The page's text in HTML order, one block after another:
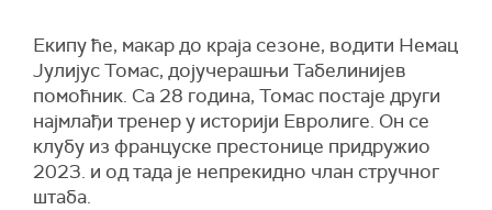
Екипу ће, макар до краја сезоне, водити Немац
Јулијус Томас, дојучерашњи Табелинијев
помоћник. Са 28 година, Томас постаје други
најмлађи тренер у историји Евролиге. Он се
клубу из француске престонице придружио
2023. и од тада је непрекидно члан стручног
штаба.